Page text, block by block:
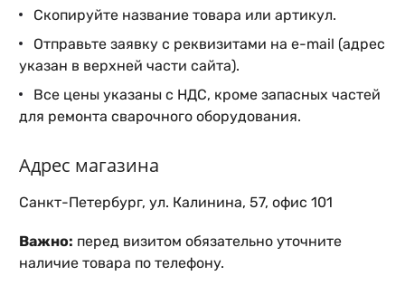
Скопируйте название товара или артикул.
Отправьте заявку с реквизитами на e-mail (адрес
указан в верхней части сайта).
Все цены указаны с НДС, кроме запасных частей
для ремонта сварочного оборудования.
Адрес магазина
Санкт-Петербург, ул. Калинина, 57, офис 101
Важно: перед визитом обязательно уточните
наличие товара по телефону.